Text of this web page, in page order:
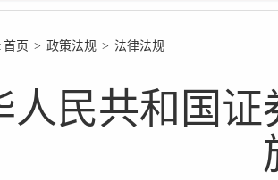
首页 > 政策法规 > 法律法规
人民共和国证